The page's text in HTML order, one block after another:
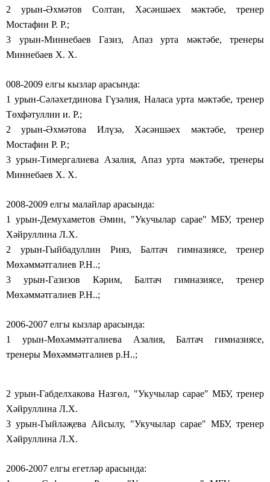
2 урын-Әхмәтов Солтан, Хәсәншәех мәктәбе, тренер
Мостафин Р. Р.;
3 урын-Миннебаев Газиз, Апаз урта мәктәбе, тренеры
Миннебаев Х. Х.
008-2009 елгы кызлар арасында:
1 урын-Сәләхетдинова Гүзәлия, Наласа урта мәктәбе, тренер
Төхфәтуллин и. Р.;
2 урын-Әхмәтова Илүзә, Хәсәншәех мәктәбе, тренер
Мостафин Р. Р.;
3 урын-Тимергалиева Азалия, Апаз урта мәктәбе, тренеры
Миннебаев Х. Х.
2008-2009 елгы малайлар арасында:
1 урын-Демухаметов Әмин, "Укучылар сарае" МБУ, тренер
Хәйруллина Л.Х.
2 урын-Гыйбадуллин Рияз, Балтач гимназиясе, тренер
Мөхәммәтгалиев Р.Н..;
3 урын-Газизов Кәрим, Балтач гимназиясе, тренер
Мөхәммәтгалиев Р.Н..;
2006-2007 елгы кызлар арасында:
1 урын-Мөхәммәтгалиева Азалия, Балтач гимназиясе,
тренеры Мөхәммәтгалиев р.Н..;
2 урын-Габделхакова Назгөл, "Укучылар сарае" МБУ, тренер
Хәйруллина Л.Х.
3 урын-Гыйләҗева Айсылу, "Укучылар сарае" МБУ, тренер
Хәйруллина Л.Х.
2006-2007 елгы егетләр арасында: